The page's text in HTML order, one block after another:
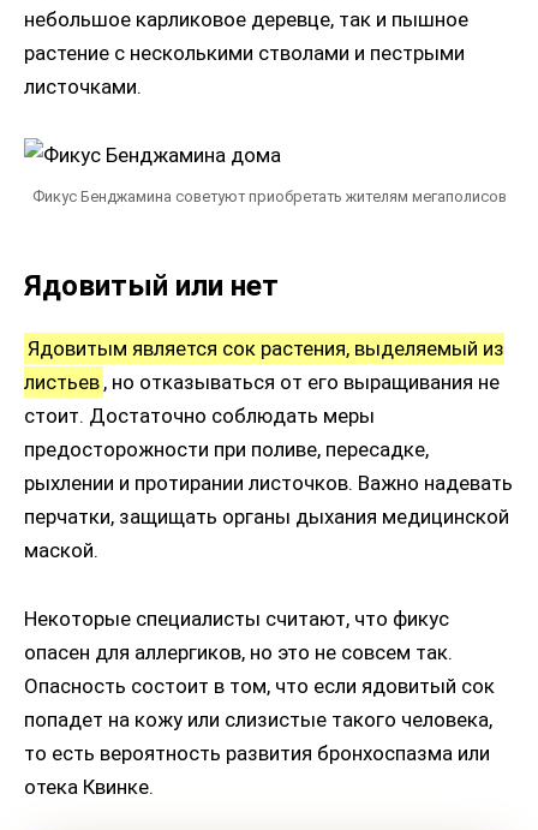
небольшое карликовое деревце, так и пышное
растение с несколькими стволами и пестрыми
листочками.
Фикус Бенджамина советуют приобретать жителям мегаполисов
Ядовитый или нет
Ядовитым является сок растения, выделяемый из
листьев , но отказываться от его выращивания не
стоит. Достаточно соблюдать меры
предосторожности при поливе, пересадке,
рыхлении и протирании листочков. Важно надевать
перчатки, защищать органы дыхания медицинской
маской.
Некоторые специалисты считают, что фикус
опасен для аллергиков, но это не совсем так.
Опасность состоит в том, что если ядовитый сок
попадет на кожу или слизистые такого человека,
то есть вероятность развития бронхоспазма или
отека Квинке.